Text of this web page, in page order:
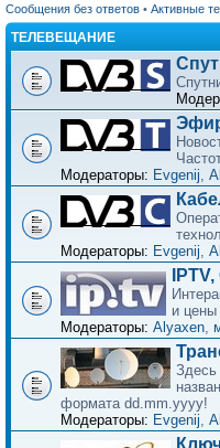
Сообщения без ответов • Активные
ТЕЛЕВЕЩАНИЕ
Модераторы: Evgenij
Модераторы: Evgenij
и цены
Модераторы: Alyaxen
Здесь
формата dd.mm.yyyy!
Модераторы: Evgenij